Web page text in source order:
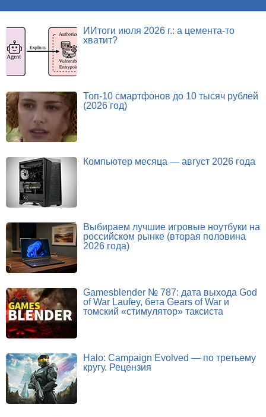
ИИтоги июля 2026 г.: а цемента-то
хватит?
Топ-10 смартфонов до 10 тысяч рублей
(2026 год)
Компьютер месяца — август 2026 года
Выбираем лучшие игровые ноутбуки на
российском рынке (вторая половина
2026 года)
Gamesblender № 787: дата выхода God
of War Laufey, бета Gears of War и
томский «стимулятор» таксиста
Halo: Campaign Evolved — по третьему
кругу. Рецензия